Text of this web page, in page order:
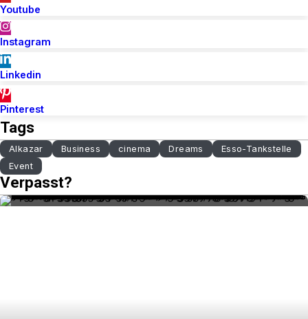
Youtube
Instagram
Linkedin
Pinterest
Tags
Alkazar Business cinema Dreams
Esso-Tankstelle
Event
Verpasst?